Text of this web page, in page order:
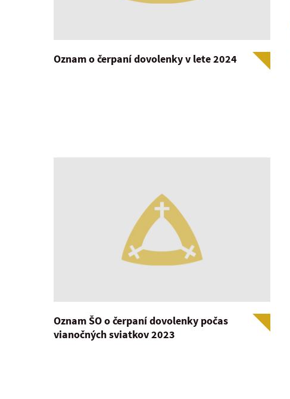
Oznam o čerpaní dovolenky v lete 2024
Oznam ŠO o čerpaní dovolenky počas
vianočných sviatkov 2023